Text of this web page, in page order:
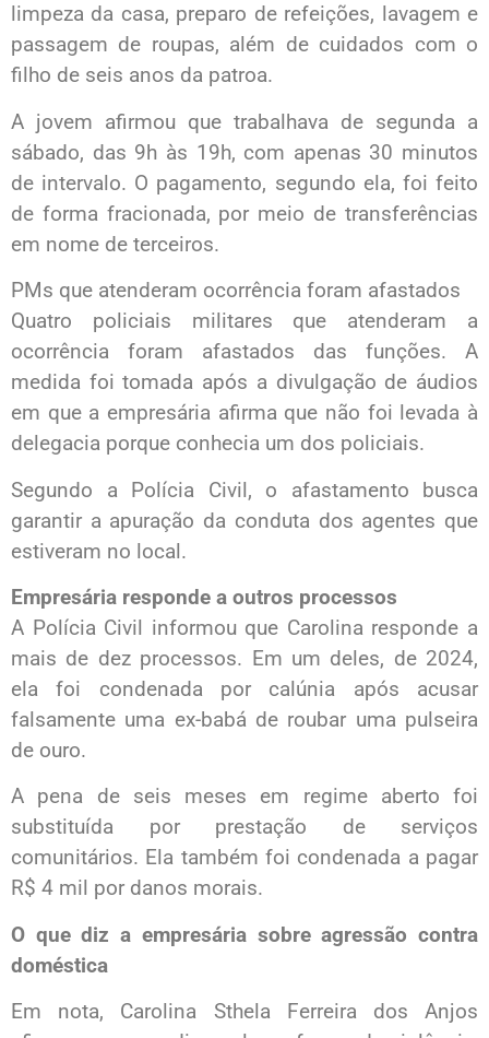
limpeza da casa, preparo de refeições, lavagem e
passagem de roupas, além de cuidados com o
filho de seis anos da patroa.
A jovem afirmou que trabalhava de segunda a
sábado, das 9h às 19h, com apenas 30 minutos
de intervalo. O pagamento, segundo ela, foi feito
de forma fracionada, por meio de transferências
em nome de terceiros.
PMs que atenderam ocorrência foram afastados
Quatro policiais militares que atenderam a
ocorrência foram afastados das funções. A
medida foi tomada após a divulgação de áudios
em que a empresária afirma que não foi levada à
delegacia porque conhecia um dos policiais.
Segundo a Polícia Civil, o afastamento busca
garantir a apuração da conduta dos agentes que
estiveram no local.
Empresária responde a outros processos
A Polícia Civil informou que Carolina responde a
mais de dez processos. Em um deles, de 2024,
ela foi condenada por calúnia após acusar
falsamente uma ex-babá de roubar uma pulseira
de ouro.
A pena de seis meses em regime aberto foi
substituída por prestação de serviços
comunitários. Ela também foi condenada a pagar
R$ 4 mil por danos morais.
O que diz a empresária sobre agressão contra
doméstica
Em nota, Carolina Sthela Ferreira dos Anjos